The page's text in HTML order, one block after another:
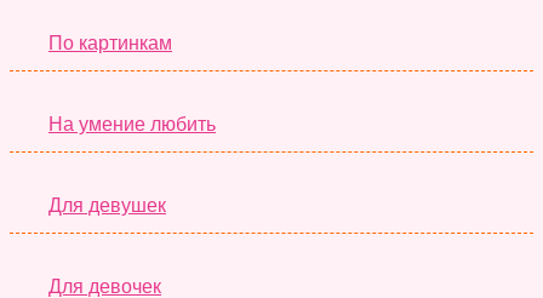
По картинкам
На умение любить
Для девушек
Для девочек